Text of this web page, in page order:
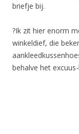
briefje bij.
?Ik zit hier enorm
winkeldief, die
behalve het